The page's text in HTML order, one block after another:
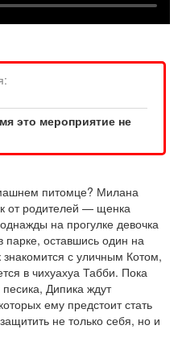
это мероприятие не
питомце? Милана
от родителей — щенка
на прогулке девочка
парке, оставшись один на
с уличным Котом,
в чихуахуа Табби. Пока
Дипика ждут
ему предстоит стать
не только себя, но и